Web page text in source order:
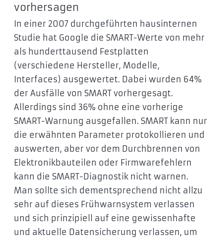
vorhersagen
In einer 2007 durchgeführten hausinternen
Studie hat Google die SMART-Werte von mehr
als hunderttausend Festplatten
(verschiedene Hersteller, Modelle,
Interfaces) ausgewertet. Dabei wurden 64%
der Ausfälle von SMART vorhergesagt.
Allerdings sind 36% ohne eine vorherige
SMART-Warnung ausgefallen. SMART kann nur
die erwähnten Parameter protokollieren und
auswerten, aber vor dem Durchbrennen von
Elektronikbauteilen oder Firmwarefehlern
kann die SMART-Diagnostik nicht warnen.
Man sollte sich dementsprechend nicht allzu
sehr auf dieses Frühwarnsystem verlassen
und sich prinzipiell auf eine gewissenhafte
und aktuelle Datensicherung verlassen, um